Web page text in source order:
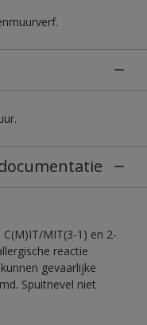
MIT(3-1) en 2-
reactie
gevaarlijke
Spuitnevel niet